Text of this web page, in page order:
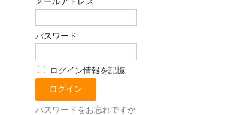
パスワード
ログイン情報を記憶
パスワードをお忘れですか